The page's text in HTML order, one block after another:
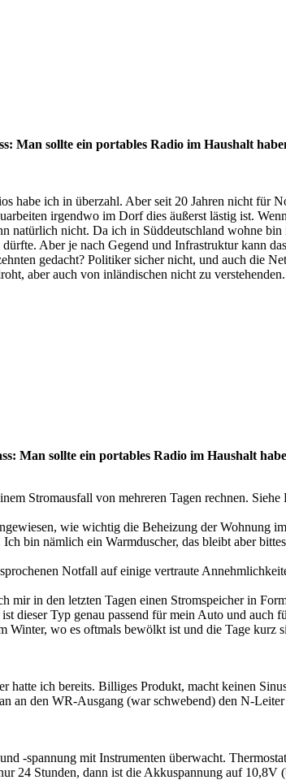
Man sollte ein portables Radio im Haushalt
habe ich in überzahl. Aber seit 20 Jahren nicht für
irgendwo im Dorf dies äußerst lästig ist.
natürlich nicht. Da ich in Süddeutschland wohne
Aber je nach Gegend und Infrastruktur kann
gedacht? Politiker sicher nicht, und auch die
aber auch von inländischen nicht zu verstehenden.
Man sollte ein portables Radio im Haushalt
Stromausfall von mehreren Tagen rechnen.
wie wichtig die Beheizung der Wohnung
Ich bin nämlich ein Warmduscher, das bleibt aber
Notfall auf einige vertraute
mir in den letzten Tagen einen Stromspeicher in
dieser Typ genau passend für mein Auto und
Winter, wo es oftmals bewölkt ist und die Tage
hatte ich bereits. Billiges Produkt, macht keinen
an den WR-Ausgang (war schwebend) den N-Leiter
-spannung mit Instrumenten überwacht.
24 Stunden, dann ist die Akkuspannung auf 10,8V